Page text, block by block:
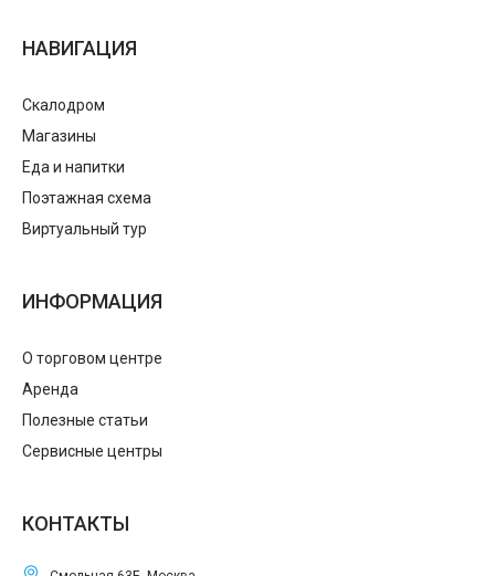
НАВИГАЦИЯ
Скалодром
Магазины
Еда и напитки
Поэтажная схема
Виртуальный тур
ИНФОРМАЦИЯ
О торговом центре
Аренда
Полезные статьи
Сервисные центры
КОНТАКТЫ